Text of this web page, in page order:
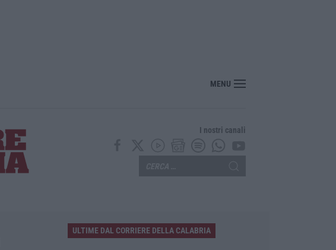
La rivista “America Journals” celebra lo stilista Anton Giulio Grande
MENU
I nostri canali
ULTIME DAL CORRIERE DELLA CALABRIA